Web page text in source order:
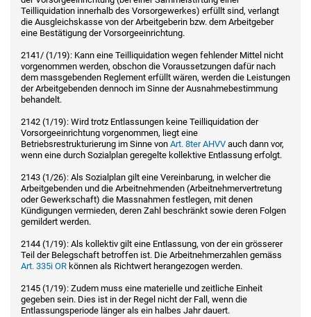
Teilliquidation innerhalb des Vorsorgewerkes) erfüllt sind, verlangt
die Ausgleichskasse von der Arbeitgeberin bzw. dem Arbeitgeber
eine Bestätigung der Vorsorgeeinrichtung.
2141/ (1/19): Kann eine Teilliquidation wegen fehlender Mittel nicht
vorgenommen werden, obschon die Voraussetzungen dafür nach
dem massgebenden Reglement erfüllt wären, werden die Leistungen
der Arbeitgebenden dennoch im Sinne der Ausnahmebestimmung
behandelt.
2142 (1/19): Wird trotz Entlassungen keine Teilliquidation der
Vorsorgeeinrichtung vorgenommen, liegt eine
Betriebsrestrukturierung im Sinne von Art. 8ter AHVV auch dann vor,
wenn eine durch Sozialplan geregelte kollektive Entlassung erfolgt.
2143 (1/26): Als Sozialplan gilt eine Vereinbarung, in welcher die
Arbeitgebenden und die Arbeitnehmenden (Arbeitnehmervertretung
oder Gewerkschaft) die Massnahmen festlegen, mit denen
Kündigungen vermieden, deren Zahl beschränkt sowie deren Folgen
gemildert werden.
2144 (1/19): Als kollektiv gilt eine Entlassung, von der ein grösserer
Teil der Belegschaft betroffen ist. Die Arbeitnehmerzahlen gemäss
Art. 335i OR können als Richtwert herangezogen werden.
2145 (1/19): Zudem muss eine materielle und zeitliche Einheit
gegeben sein. Dies ist in der Regel nicht der Fall, wenn die
Entlassungsperiode länger als ein halbes Jahr dauert.